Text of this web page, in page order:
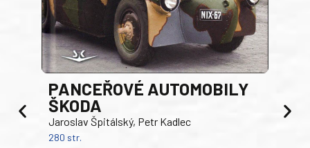
PANCEŘOVÉ AUTOMOBILY
ŠKODA
Jaroslav Špitálský, Petr Kadlec
280 str.